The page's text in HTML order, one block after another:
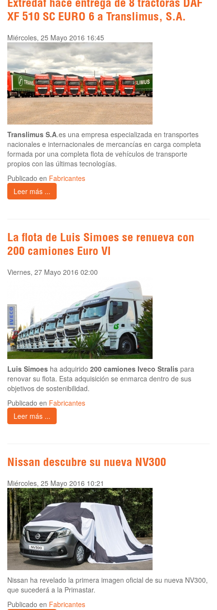
Extredaf hace entrega de 8 tractoras DAF
XF 510 SC EURO 6 a Translimus, S.A.
Miércoles, 25 Mayo 2016 16:45
Translimus S.A.es una empresa especializada en transportes
nacionales e internacionales de mercancías en carga completa
formada por una completa flota de vehículos de transporte
propios con las últimas tecnologías.
Publicado en Fabricantes
Leer más ...
La flota de Luis Simoes se renueva con
200 camiones Euro VI
Viernes, 27 Mayo 2016 02:00
Luis Simoes ha adquirido 200 camiones Iveco Stralis para
renovar su flota. Esta adquisición se enmarca dentro de sus
objetivos de sostenibilidad.
Publicado en Fabricantes
Leer más ...
Nissan descubre su nueva NV300
Miércoles, 25 Mayo 2016 10:21
Nissan ha revelado la primera imagen oficial de su nueva NV300,
que sucederá a la Primastar.
Publicado en Fabricantes